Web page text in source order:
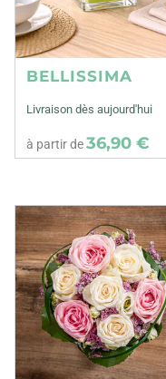
BELLISSIMA
Livraison dès aujourd'hui
à partir de36,90 €